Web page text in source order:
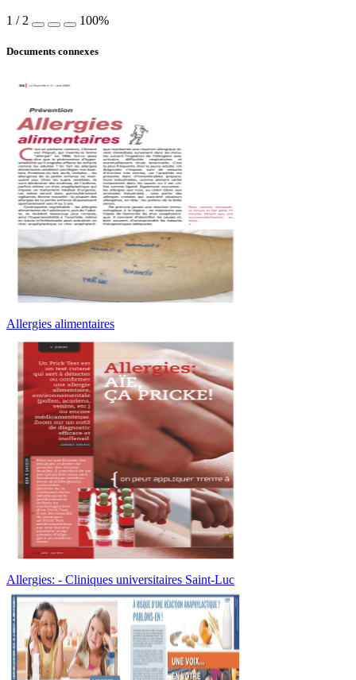
1 / 2 100%
Documents connexes
Allergies alimentaires
Allergies: - Cliniques universitaires Saint-Luc